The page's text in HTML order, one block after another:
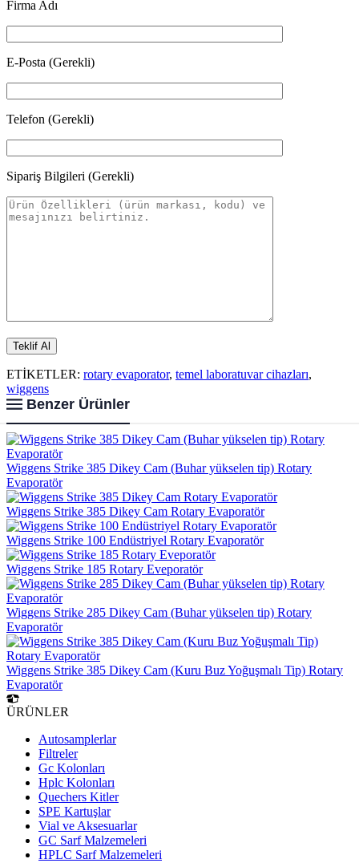
Firma Adı
E-Posta (Gerekli)
Telefon (Gerekli)
Sipariş Bilgileri (Gerekli)
ETİKETLER: rotary evaporator, temel laboratuvar cihazları,
wiggens
Benzer Ürünler
Wiggens Strike 385 Dikey Cam (Buhar yükselen tip) Rotary
Evaporatör
Wiggens Strike 385 Dikey Cam Rotary Evaporatör
Wiggens Strike 100 Endüstriyel Rotary Evaporatör
Wiggens Strike 185 Rotary Eveporatör
Wiggens Strike 285 Dikey Cam (Buhar yükselen tip) Rotary
Evaporatör
Wiggens Strike 385 Dikey Cam (Kuru Buz Yoğuşmalı Tip) Rotary
Evaporatör
ÜRÜNLER
Autosamplerlar
Filtreler
Gc Kolonları
Hplc Kolonları
Quechers Kitler
SPE Kartuşlar
Vial ve Aksesuarlar
GC Sarf Malzemeleri
HPLC Sarf Malzemeleri